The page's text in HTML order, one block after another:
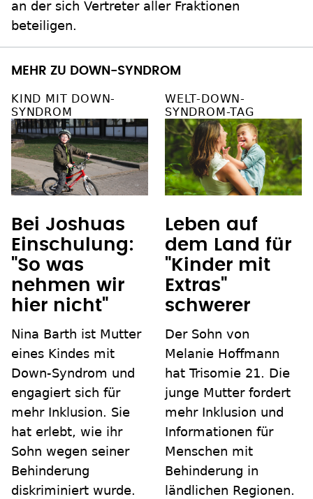
an der sich Vertreter aller Fraktionen
beteiligen.
MEHR ZU DOWN-SYNDROM
KIND MIT DOWN-
SYNDROM
Bei Joshuas
Einschulung:
"So was
nehmen wir
hier nicht"
Nina Barth ist Mutter
eines Kindes mit
Down-Syndrom und
engagiert sich für
mehr Inklusion. Sie
hat erlebt, wie ihr
Sohn wegen seiner
Behinderung
diskriminiert wurde.
WELT-DOWN-
SYNDROM-TAG
Leben auf
dem Land für
"Kinder mit
Extras"
schwerer
Der Sohn von
Melanie Hoffmann
hat Trisomie 21. Die
junge Mutter fordert
mehr Inklusion und
Informationen für
Menschen mit
Behinderung in
ländlichen Regionen.